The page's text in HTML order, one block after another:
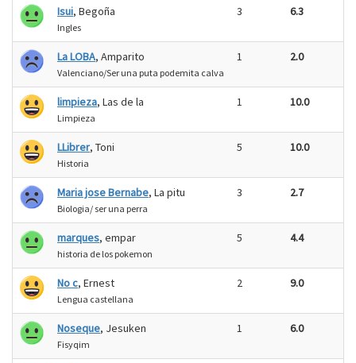
Isui, Begoña
Ingles
3 6.3
La LOBA, Amparito
Valenciano/Ser una puta podemita calva
1 2.0
limpieza, Las de la
Limpieza
1 10.0
LLibrer, Toni
Historia
5 10.0
Maria jose Bernabe, La pitu
Biologia/ ser una perra
3 2.7
marques, empar
historia de los pokemon
5 4.4
No c, Ernest
Lengua castellana
2 9.0
Noseque, Jesuken
Fisyqim
1 6.0